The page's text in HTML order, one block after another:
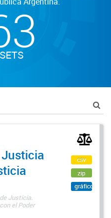
Justicia.
el Poder
csv
zip
gráfico